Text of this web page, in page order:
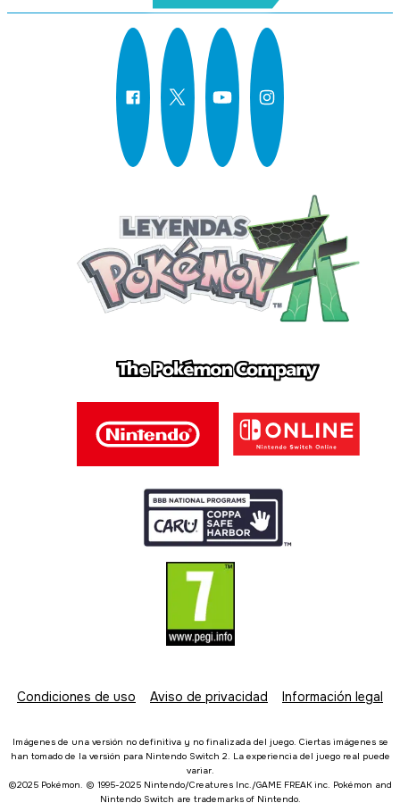
Condiciones de uso Aviso de privacidad Información legal
Imágenes de una versión no definitiva y no finalizada del juego. Ciertas imágenes se
han tomado de la versión para Nintendo Switch 2. La experiencia del juego real puede
variar.
©2025 Pokémon. © 1995-2025 Nintendo/Creatures Inc./GAME FREAK inc. Pokémon and
Nintendo Switch are trademarks of Nintendo.